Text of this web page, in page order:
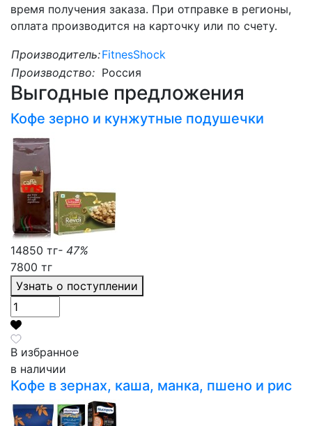
время получения заказа. При отправке в регионы,
оплата производится на карточку или по счету.
Производитель:FitnesShock
Производство: Россия
Выгодные предложения
Кофе зерно и кунжутные подушечки
14850 тг- 47%
7800 тг
Узнать о поступлении
В избранное
в наличии
Кофе в зернах, каша, манка, пшено и рис